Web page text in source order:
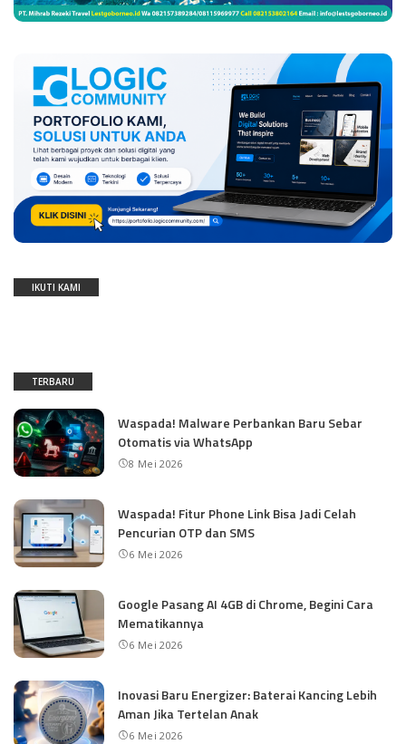
IKUTI KAMI
TERBARU
Waspada! Malware Perbankan Baru Sebar
Otomatis via WhatsApp
8 Mei 2026
Waspada! Fitur Phone Link Bisa Jadi Celah
Pencurian OTP dan SMS
6 Mei 2026
Google Pasang AI 4GB di Chrome, Begini Cara
Mematikannya
6 Mei 2026
Inovasi Baru Energizer: Baterai Kancing Lebih
Aman Jika Tertelan Anak
6 Mei 2026